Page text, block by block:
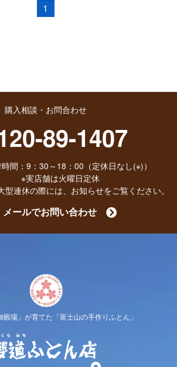
1
購入相談・お問合わせ
89-1407
間：9：30～18：00（定休日なし(※)）
※実店舗は火曜日定休
型連休の際には、お知らせをご覧ください。
メールでお問い合わせ
場」が育てた「富士山の手作りふとん」